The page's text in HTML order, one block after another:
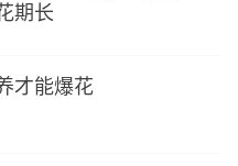
期长
才能爆花